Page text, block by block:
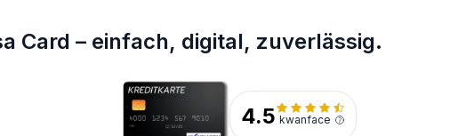
Card – einfach, digital, zuverlässig.
4.5 kwanface